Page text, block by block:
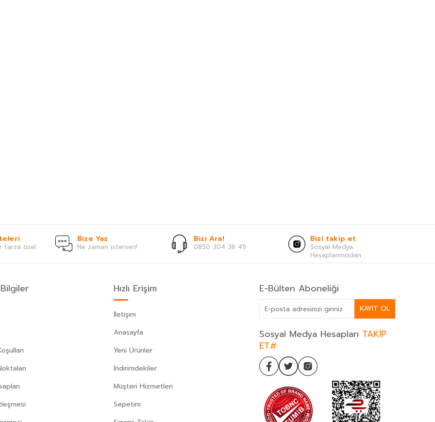
tarza özel.
Bize Yaz
Ne zaman istersen!
Bizi Ara!
0850 304 36 49
Bizi takip et
Sosyal Medya
Hesaplarımızdan
Hızlı Erişim
İletişim
Anasayfa
Yeni Ürünler
İndirimdekiler
Müşteri Hizmetleri
Sepetim
E-Bülten Aboneliği
KAYIT OL
Sosyal Medya Hesapları TAKİP
ET#